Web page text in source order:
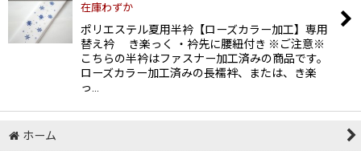
在庫わずか
ポリエステル夏用半衿【ローズカラー加工】専用
替え衿 き楽っく ・衿先に腰紐付き ※ご注意※
こちらの半衿はファスナー加工済みの商品です。
ローズカラー加工済みの長襦袢、または、き楽
っ…
ホーム